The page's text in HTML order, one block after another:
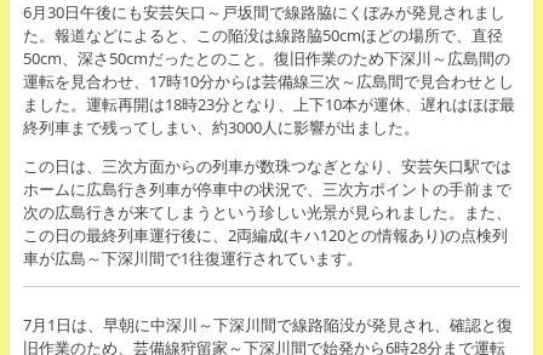
6月30日午後にも安芸矢口～戸坂間で線路脇にくぼみが発見されまし
た。報道などによると、この陥没は線路脇50cmほどの場所で、直径
50cm、深さ50cmだったとのこと。復旧作業のため下深川～広島間の
運転を見合わせ、17時10分からは芸備線三次～広島間で見合わせとし
ました。運転再開は18時23分となり、上下10本が運休、遅れはほぼ最
終列車まで残ってしまい、約3000人に影響が出ました。
この日は、三次方面からの列車が数珠つなぎとなり、安芸矢口駅では
ホームに広島行き列車が停車中の状況で、三次方ポイントの手前まで
次の広島行きが来てしまうという珍しい光景が見られました。また、
この日の最終列車運行後に、2両編成(キハ120との情報あり)の点検列
車が広島～下深川間で1往復運行されています。
7月1日は、早朝に中深川～下深川間で線路陥没が発見され、確認と復
旧作業のため、芸備線狩留家～下深川間で始発から6時28分まで運転